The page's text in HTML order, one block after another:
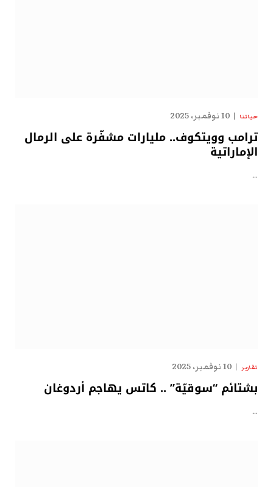
حياتنا 10 نوفمبر، 2025
ترامب وويتكوف.. مليارات مشفّرة على الرمال
الإماراتية
…
تقارير 10 نوفمبر، 2025
بشتائم “سوقيّة” .. كاتس يهاجم أردوغان
…